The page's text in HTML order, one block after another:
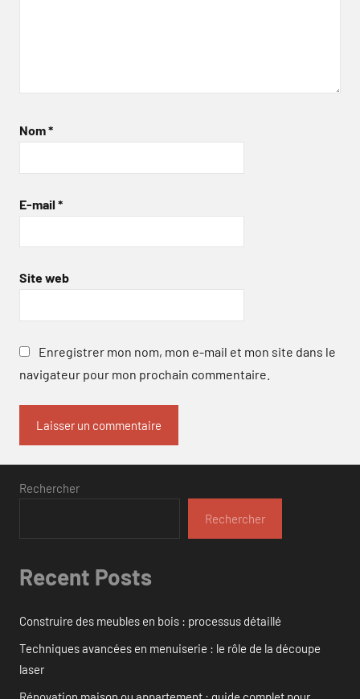
Nom*
E-mail *
Site web
Enregistrer mon nom, mon e-mail et mon site dans le
navigateur pour mon prochain commentaire.
Rechercher
Rechercher
Recent Posts
Construire des meubles en bois : processus détaillé
Techniques avancées en menuiserie : le rôle de la découpe
laser